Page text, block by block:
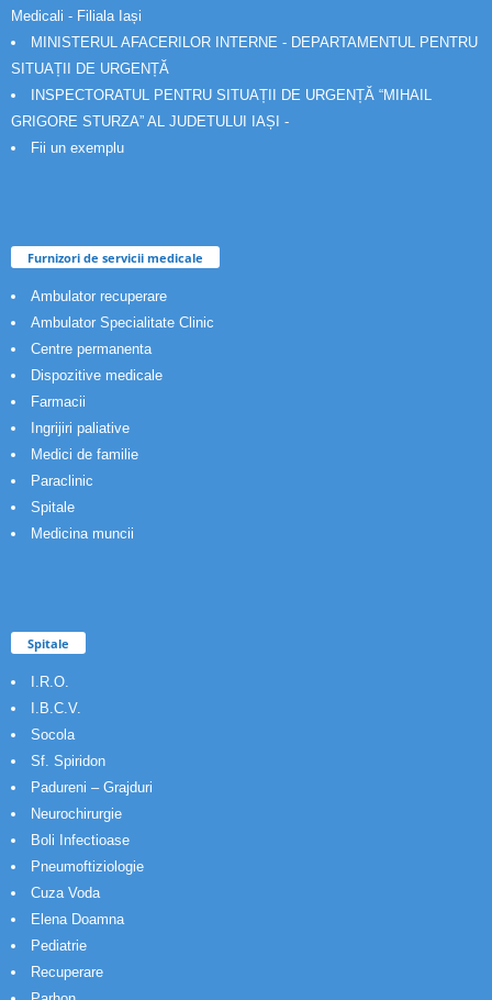
Medicali - Filiala Iași
MINISTERUL AFACERILOR INTERNE - DEPARTAMENTUL PENTRU
SITUAȚII DE URGENȚĂ
INSPECTORATUL PENTRU SITUAȚII DE URGENȚĂ “MIHAIL
GRIGORE STURZA” AL JUDETULUI IAȘI -
Fii un exemplu
Furnizori de servicii medicale
Ambulator recuperare
Ambulator Specialitate Clinic
Centre permanenta
Dispozitive medicale
Farmacii
Ingrijiri paliative
Medici de familie
Paraclinic
Spitale
Medicina muncii
Spitale
I.R.O.
I.B.C.V.
Socola
Sf. Spiridon
Padureni – Grajduri
Neurochirurgie
Boli Infectioase
Pneumoftiziologie
Cuza Voda
Elena Doamna
Pediatrie
Recuperare